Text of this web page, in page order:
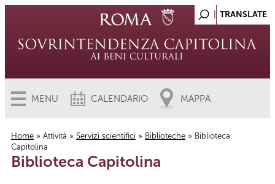
MENU CALENDARIO MAPPA
Tu sei qui
Home » Attività » Servizi scientifici » Biblioteche » Biblioteca
Capitolina
Biblioteca Capitolina